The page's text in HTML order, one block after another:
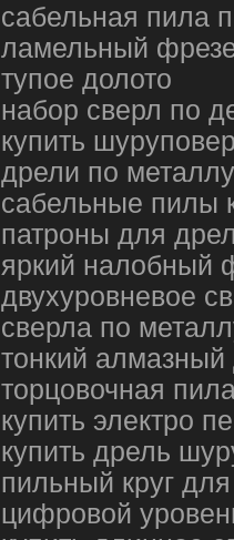
сабельная пила
ламельный
тупое долото
набор сверл по
купить
дрели по
сабельные пилы
патроны для
яркий налобный
двухуровневое
сверла по
тонкий алмазный
торцовочная
купить электро
купить дрель
пильный круг
цифровой